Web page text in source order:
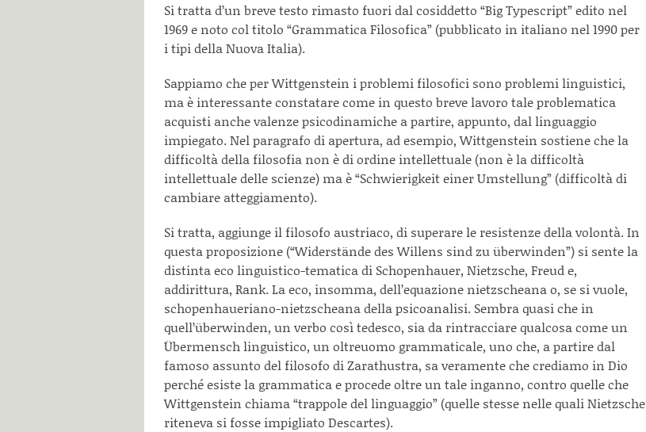
Si tratta d’un breve testo rimasto fuori dal cosiddetto “Big Typescript” edito nel
1969 e noto col titolo “Grammatica Filosofica” (pubblicato in italiano nel 1990 per
i tipi della Nuova Italia).
Sappiamo che per Wittgenstein i problemi filosofici sono problemi linguistici,
ma è interessante constatare come in questo breve lavoro tale problematica
acquisti anche valenze psicodinamiche a partire, appunto, dal linguaggio
impiegato. Nel paragrafo di apertura, ad esempio, Wittgenstein sostiene che la
difficoltà della filosofia non è di ordine intellettuale (non è la difficoltà
intellettuale delle scienze) ma è “Schwierigkeit einer Umstellung” (difficoltà di
cambiare atteggiamento).
Si tratta, aggiunge il filosofo austriaco, di superare le resistenze della volontà. In
questa proposizione (“Widerstände des Willens sind zu überwinden”) si sente la
distinta eco linguistico-tematica di Schopenhauer, Nietzsche, Freud e,
addirittura, Rank. La eco, insomma, dell’equazione nietzscheana o, se si vuole,
schopenhaueriano-nietzscheana della psicoanalisi. Sembra quasi che in
quell’überwinden, un verbo così tedesco, sia da rintracciare qualcosa come un
Übermensch linguistico, un oltreuomo grammaticale, uno che, a partire dal
famoso assunto del filosofo di Zarathustra, sa veramente che crediamo in Dio
perché esiste la grammatica e procede oltre un tale inganno, contro quelle che
Wittgenstein chiama “trappole del linguaggio” (quelle stesse nelle quali Nietzsche
riteneva si fosse impigliato Descartes).